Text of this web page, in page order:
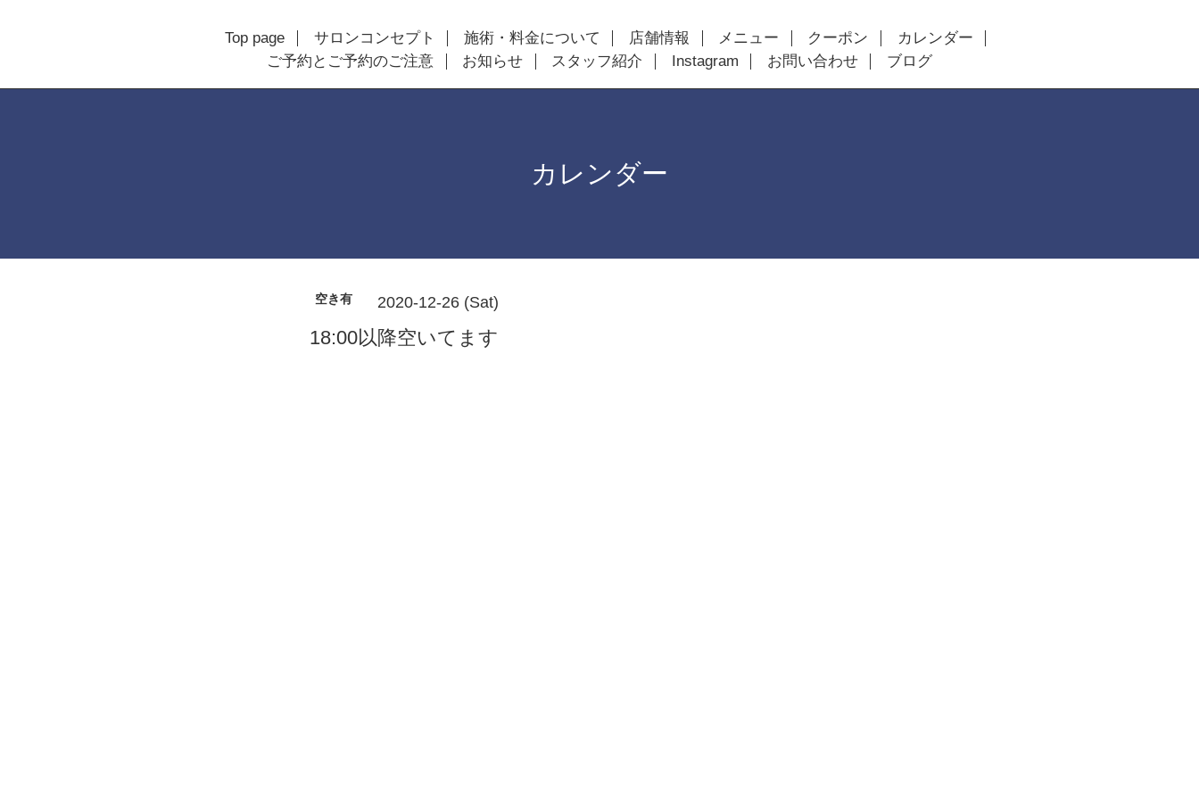
Top page サロンコンセプト 施術・料金について 店舗情報 メニュー クーポン
カレンダー
ご予約とご予約のご注意
お知らせ スタッフ紹介 Instagram お問い合わせ ブログ
カレンダー
空き有 2020-12-26 (Sat)
18:00以降空いてます